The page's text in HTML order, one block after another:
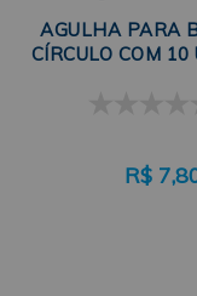
AGULHA PARA
CÍRCULO COM
R$